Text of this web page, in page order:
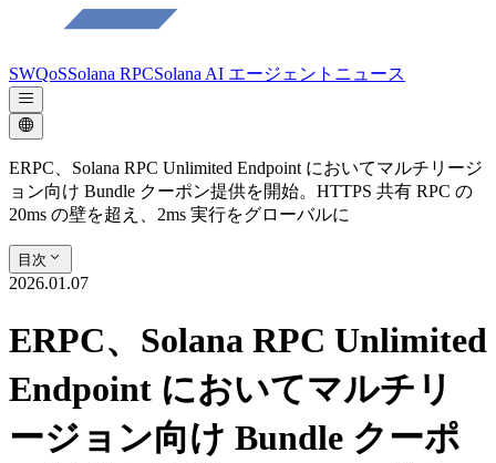
SWQoSSolana RPCSolana AI エージェント ニュース
ERPC、Solana RPC Unlimited Endpoint においてマルチリージ
ョン向け Bundle クーポン提供を開始。HTTPS 共有 RPC の
20ms の壁を超え、2ms 実行をグローバルに
目次
2026.01.07
ERPC、Solana RPC Unlimited
Endpoint においてマルチリ
ージョン向け Bundle クーポ